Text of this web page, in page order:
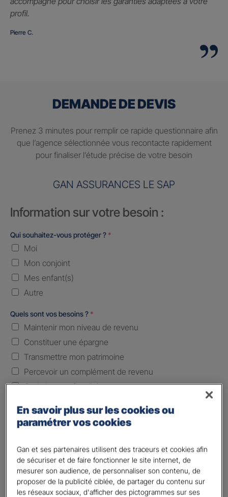
profil.
Pierre C.
DEMANDE DE DEVIS
Prenez 3 minutes pour remplir ce rapide questionnaire afin
que l’agence sélectionnée vous recontacte rapidement
pour finaliser l’étude précise de votre besoin
GAN ASSURANCES LE SAP
Information sur votre besoin :
Qui souhaitez-vous protéger ? *
Moi
Mon conjoint
Mes enfant(s)
Autre
Quels sont vos besoins ? *
Maintenir mon niveau de revenu
Constituer une épargne
Transmettre mon patrimoine
Percevoir un complément de revenu
Optimiser ma fiscalité
Plusieurs choix possibles
Etes-vous déjà client Gan assurances ?*
Oui
Non
En savoir plus sur les cookies ou
paramétrer vos cookies
Gan et ses partenaires utilisent des traceurs et cookies afin
de sécuriser et de faire fonctionner le site internet, de
mesurer son audience, de personnaliser son contenu, de
proposer de la publicité ciblée, de partager du contenu sur
les réseaux sociaux, d'afficher des pictogrammes sur ses